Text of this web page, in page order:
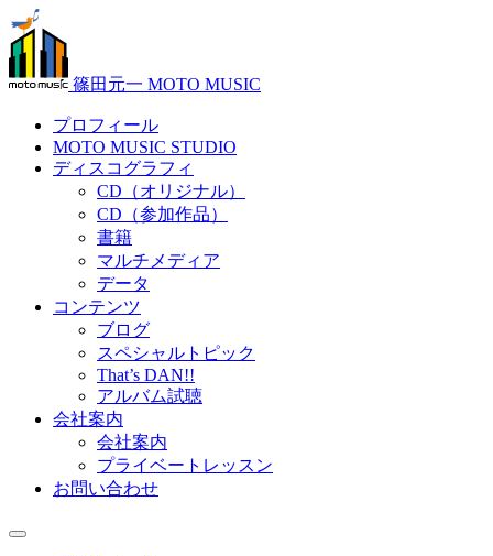
篠田元一 MOTO MUSIC
プロフィール
MOTO MUSIC STUDIO
ディスコグラフィ
CD（オリジナル）
CD（参加作品）
書籍
マルチメディア
データ
コンテンツ
ブログ
スペシャルトピック
That’s DAN!!
アルバム試聴
会社案内
会社案内
プライベートレッスン
お問い合わせ